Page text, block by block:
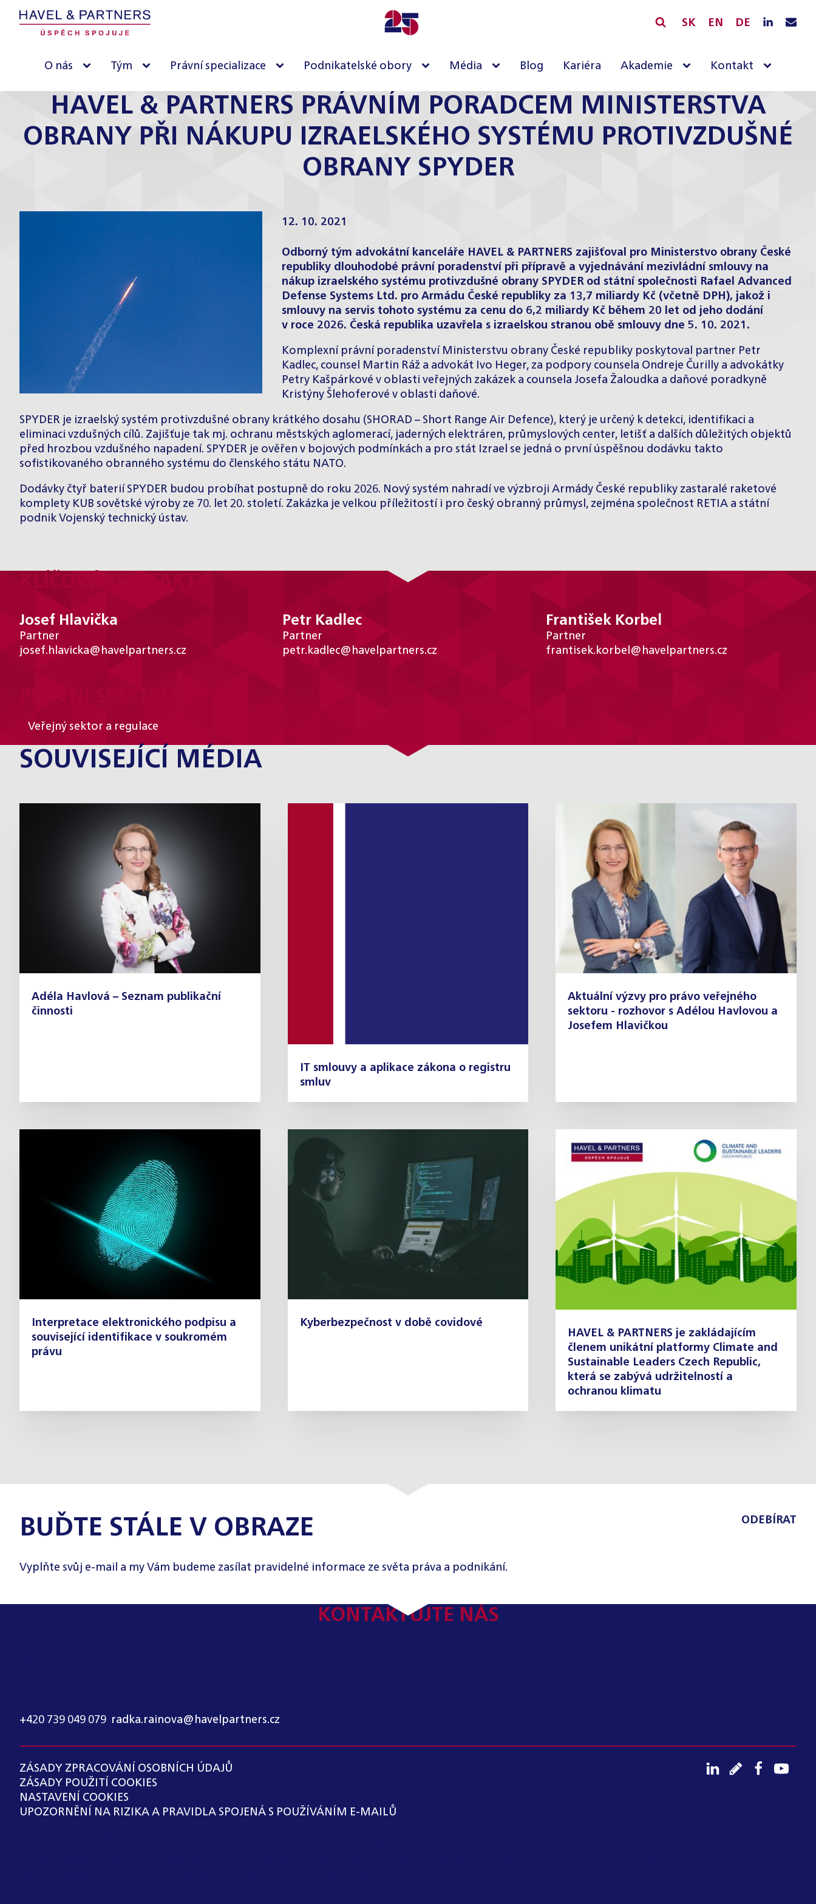
SK EN DE
O nás Tým Právní specializace Podnikatelské obory Média Blog Kariéra Akademie Kontakt
HAVEL & PARTNERS PRÁVNÍM PORADCEM MINISTERSTVA
OBRANY PŘI NÁKUPU IZRAELSKÉHO SYSTÉMU PROTIVZDUŠNÉ
OBRANY SPYDER
12. 10. 2021
Odborný tým advokátní kanceláře HAVEL & PARTNERS zajišťoval pro Ministerstvo obrany České
republiky dlouhodobé právní poradenství při přípravě a vyjednávání mezivládní smlouvy na
nákup izraelského systému protivzdušné obrany SPYDER od státní společnosti Rafael Advanced
Defense Systems Ltd. pro Armádu České republiky za 13,7 miliardy Kč (včetně DPH), jakož i
smlouvy na servis tohoto systému za cenu do 6,2 miliardy Kč během 20 let od jeho dodání
v roce 2026. Česká republika uzavřela s izraelskou stranou obě smlouvy dne 5. 10. 2021.
Komplexní právní poradenství Ministerstvu obrany České republiky poskytoval partner Petr
Kadlec, counsel Martin Ráž a advokát Ivo Heger, za podpory counsela Ondreje Čurilly a advokátky
Petry Kašpárkové v oblasti veřejných zakázek a counsela Josefa Žaloudka a daňové poradkyně
Kristýny Šlehoferové v oblasti daňové.
SPYDER je izraelský systém protivzdušné obrany krátkého dosahu (SHORAD – Short Range Air Defence), který je určený k detekci, identifikaci a
eliminaci vzdušných cílů. Zajišťuje tak mj. ochranu městských aglomerací, jaderných elektráren, průmyslových center, letišť a dalších důležitých objektů
před hrozbou vzdušného napadení. SPYDER je ověřen v bojových podmínkách a pro stát Izrael se jedná o první úspěšnou dodávku takto
sofistikovaného obranného systému do členského státu NATO.
Dodávky čtyř baterií SPYDER budou probíhat postupně do roku 2026. Nový systém nahradí ve výzbroji Armády České republiky zastaralé raketové
komplety KUB sovětské výroby ze 70. let 20. století. Zakázka je velkou příležitostí i pro český obranný průmysl, zejména společnost RETIA a státní
podnik Vojenský technický ústav.
Josef Hlavička
Partner
josef.hlavicka@havelpartners.cz
Petr Kadlec
Partner
petr.kadlec@havelpartners.cz
František Korbel
Partner
frantisek.korbel@havelpartners.cz
Veřejný sektor a regulace
SOUVISEJÍCÍ MÉDIA
Adéla Havlová – Seznam publikační
činnosti
IT smlouvy a aplikace zákona o registru
smluv
Aktuální výzvy pro právo veřejného
sektoru - rozhovor s Adélou Havlovou a
Josefem Hlavičkou
Interpretace elektronického podpisu a
související identifikace v soukromém
právu
Kyberbezpečnost v době covidové
HAVEL & PARTNERS je zakládajícím
členem unikátní platformy Climate and
Sustainable Leaders Czech Republic,
která se zabývá udržitelností a
ochranou klimatu
BUĎTE STÁLE V OBRAZE ODEBÍRAT
Vyplňte svůj e-mail a my Vám budeme zasílat pravidelné informace ze světa práva a podnikání.
KONTAKTUJTE NÁS
+420 739 049 079 radka.rainova@havelpartners.cz
ZÁSADY ZPRACOVÁNÍ OSOBNÍCH ÚDAJŮ
ZÁSADY POUŽITÍ COOKIES
NASTAVENÍ COOKIES
UPOZORNĚNÍ NA RIZIKA A PRAVIDLA SPOJENÁ S POUŽÍVÁNÍM E-MAILŮ